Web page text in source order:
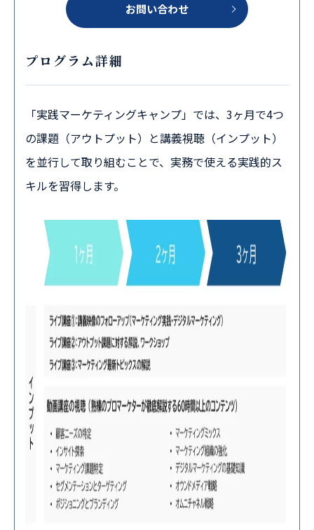
お問い合わせ
プログラム詳細
「実践マーケティングキャンプ」では、3ヶ月で4つ
の課題（アウトプット）と講義視聴（インプット）
を並行して取り組むことで、実務で使える実践的ス
キルを習得します。